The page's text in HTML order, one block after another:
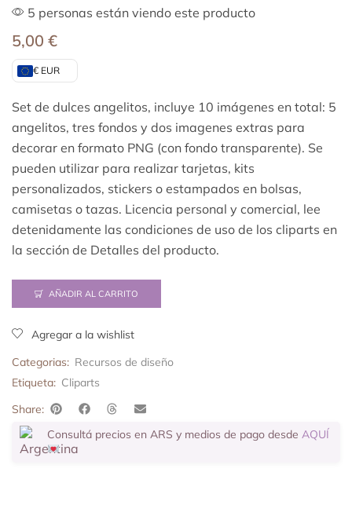
5 personas están viendo este producto
5,00 €
€ EUR
Set de dulces angelitos, incluye 10 imágenes en total: 5
angelitos, tres fondos y dos imagenes extras para
decorar en formato PNG (con fondo transparente). Se
pueden utilizar para realizar tarjetas, kits
personalizados, stickers o estampados en bolsas,
camisetas o tazas. Licencia personal y comercial, lee
detenidamente las condiciones de uso de los cliparts en
la sección de Detalles del producto.
AÑADIR AL CARRITO
Agregar a la wishlist
Categorias: Recursos de diseño
Etiqueta: Cliparts
Share:
Consultá precios en ARS y medios de pago desde AQUÍ